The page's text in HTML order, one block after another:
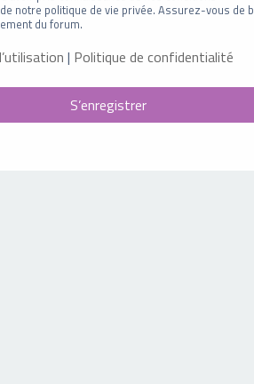
notre politique de vie privée. Assurez-vous de
du forum.
| Politique de confidentialité
S’enregistrer